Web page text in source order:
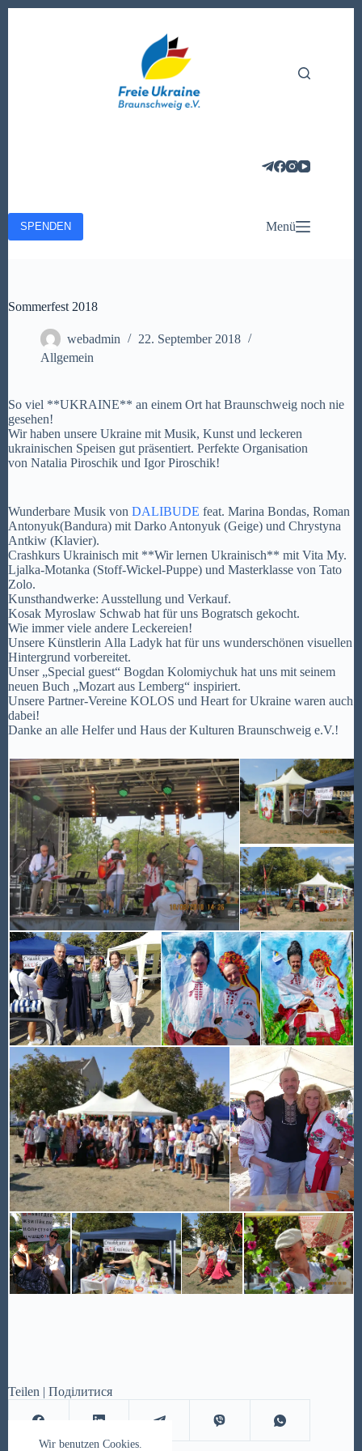
Wir benutzen Cookies.
SPENDEN Menü
Sommerfest 2018
webadmin
22. September 2018
Allgemein
So viel **UKRAINE** an einem Ort hat Braunschweig noch nie
gesehen!
Wir haben unsere Ukraine mit Musik, Kunst und leckeren
ukrainischen Speisen gut präsentiert. Perfekte Organisation
von Natalia Piroschik und Igor Piroschik!
Wunderbare Musik von DALIBUDE feat. Marina Bondas, Roman
Antonyuk(Bandura) mit Darko Antonyuk (Geige) und Chrystyna
Antkiw (Klavier).
Crashkurs Ukrainisch mit **Wir lernen Ukrainisch** mit Vita My.
Ljalka-Motanka (Stoff-Wickel-Puppe) und Masterklasse von Tato
Zolo.
Kunsthandwerke: Ausstellung und Verkauf.
Kosak Myroslaw Schwab hat für uns Bogratsch gekocht.
Wie immer viele andere Leckereien!
Unsere Künstlerin Alla Ladyk hat für uns wunderschönen visuellen
Hintergrund vorbereitet.
Unser „Special guest“ Bogdan Kolomiychuk hat uns mit seinem
neuen Buch „Mozart aus Lemberg“ inspiriert.
Unsere Partner-Vereine KOLOS und Heart for Ukraine waren auch
dabei!
Danke an alle Helfer und Haus der Kulturen Braunschweig e.V.!
Teilen | Поділитися